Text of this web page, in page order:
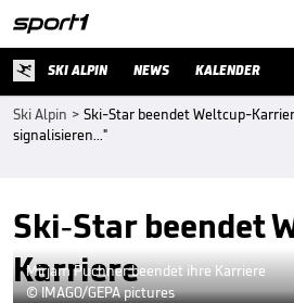
SKI ALPIN NEWS KALENDER
Ski Alpin > Ski-Star beendet Weltcup-
signalisieren..."
Ski-Star beendet
Karriere
Mirjam Puchner beendet ihre Karriere
© IMAGO/GEPA pictures